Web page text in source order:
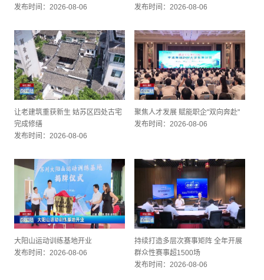
发布时间：2026-08-06
发布时间：2026-08-06
让老建筑重获新生 姑苏区四处古宅
完成修缮
发布时间：2026-08-06
聚焦人才发展 赋能职企"双向奔赴"
发布时间：2026-08-06
大阳山运动训练基地开业
发布时间：2026-08-06
持续打造多层次赛事矩阵 全年开展
群众性赛事超1500场
发布时间：2026-08-06